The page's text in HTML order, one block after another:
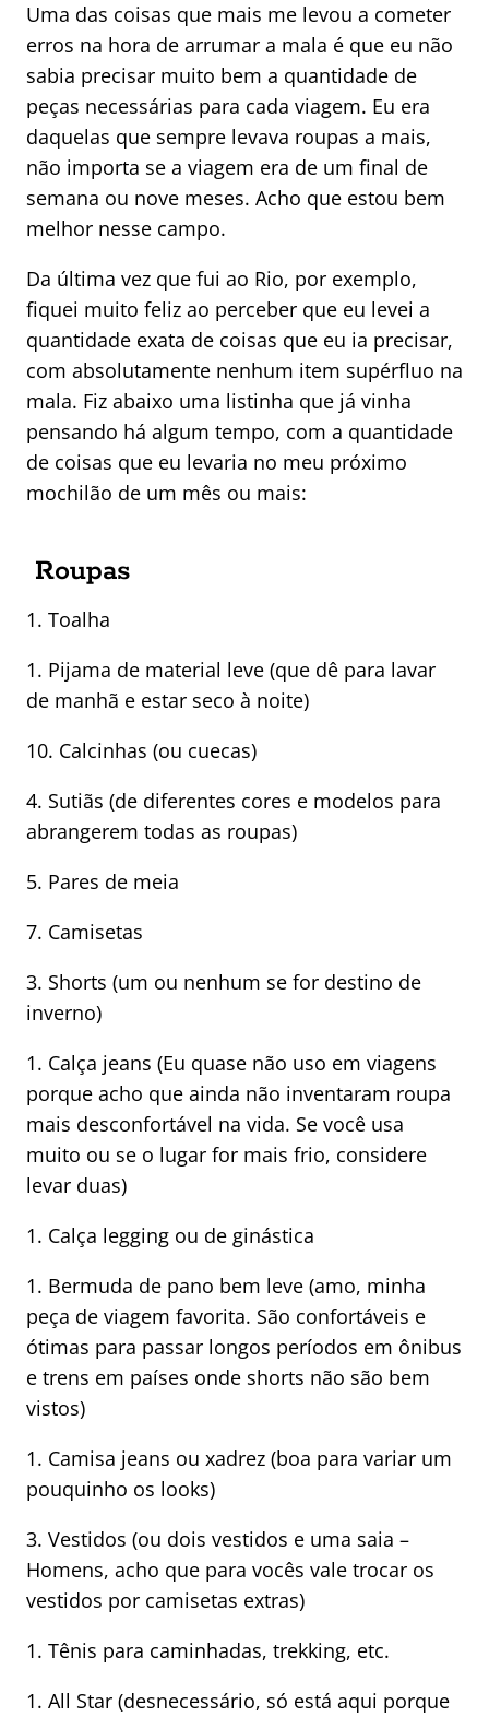
Uma das coisas que mais me levou a cometer
erros na hora de arrumar a mala é que eu não
sabia precisar muito bem a quantidade de
peças necessárias para cada viagem. Eu era
daquelas que sempre levava roupas a mais,
não importa se a viagem era de um final de
semana ou nove meses. Acho que estou bem
melhor nesse campo.
Da última vez que fui ao Rio, por exemplo,
fiquei muito feliz ao perceber que eu levei a
quantidade exata de coisas que eu ia precisar,
com absolutamente nenhum item supérfluo na
mala. Fiz abaixo uma listinha que já vinha
pensando há algum tempo, com a quantidade
de coisas que eu levaria no meu próximo
mochilão de um mês ou mais:
Roupas
1. Toalha
1. Pijama de material leve (que dê para lavar
de manhã e estar seco à noite)
10. Calcinhas (ou cuecas)
4. Sutiãs (de diferentes cores e modelos para
abrangerem todas as roupas)
5. Pares de meia
7. Camisetas
3. Shorts (um ou nenhum se for destino de
inverno)
1. Calça jeans (Eu quase não uso em viagens
porque acho que ainda não inventaram roupa
mais desconfortável na vida. Se você usa
muito ou se o lugar for mais frio, considere
levar duas)
1. Calça legging ou de ginástica
1. Bermuda de pano bem leve (amo, minha
peça de viagem favorita. São confortáveis e
ótimas para passar longos períodos em ônibus
e trens em países onde shorts não são bem
vistos)
1. Camisa jeans ou xadrez (boa para variar um
pouquinho os looks)
3. Vestidos (ou dois vestidos e uma saia –
Homens, acho que para vocês vale trocar os
vestidos por camisetas extras)
1. Tênis para caminhadas, trekking, etc.
1. All Star (desnecessário, só está aqui porque